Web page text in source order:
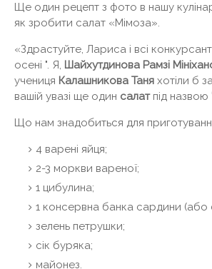
Ще один рецепт з фото в нашу
як зробити салат «Мімоза».
«Здрастуйте, Лариса і всі
осені ". Я, Шайхутдинова Рамзі
учениця Калашникова Таня хотіли б
вашій увазі ще один салатпід назвою
Що нам знадобиться для
4 варені яйця;
2-3 моркви вареної;
1 цибулина;
1 консервна банка сардини (або
зелень петрушки;
сік буряка;
майонез.